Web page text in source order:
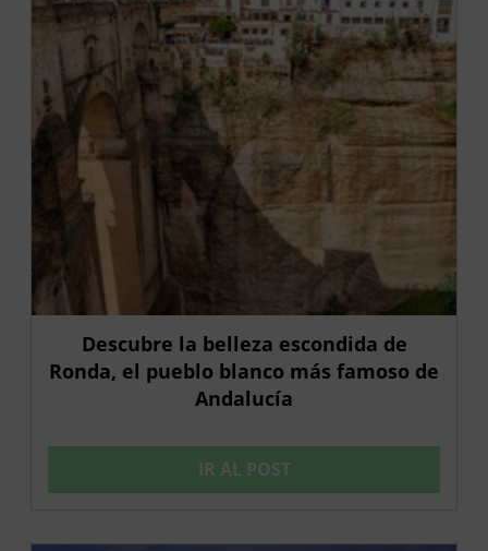
Descubre la belleza escondida de
Ronda, el pueblo blanco más famoso de
Andalucía
IR AL POST